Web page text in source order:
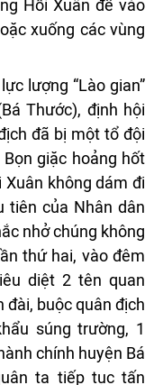
Hồi Xuân để vào
xuống các vùng
lượng “Lào gian”
Thước), định hội
đã bị một tổ đội
giặc hoảng hốt
không dám đi
tiên của Nhân dân
nhở chúng không
thứ hai, vào đêm
diệt 2 tên quan
đài, buộc quân địch
súng trường, 1
chính huyện Bá
ta tiếp tục tấn